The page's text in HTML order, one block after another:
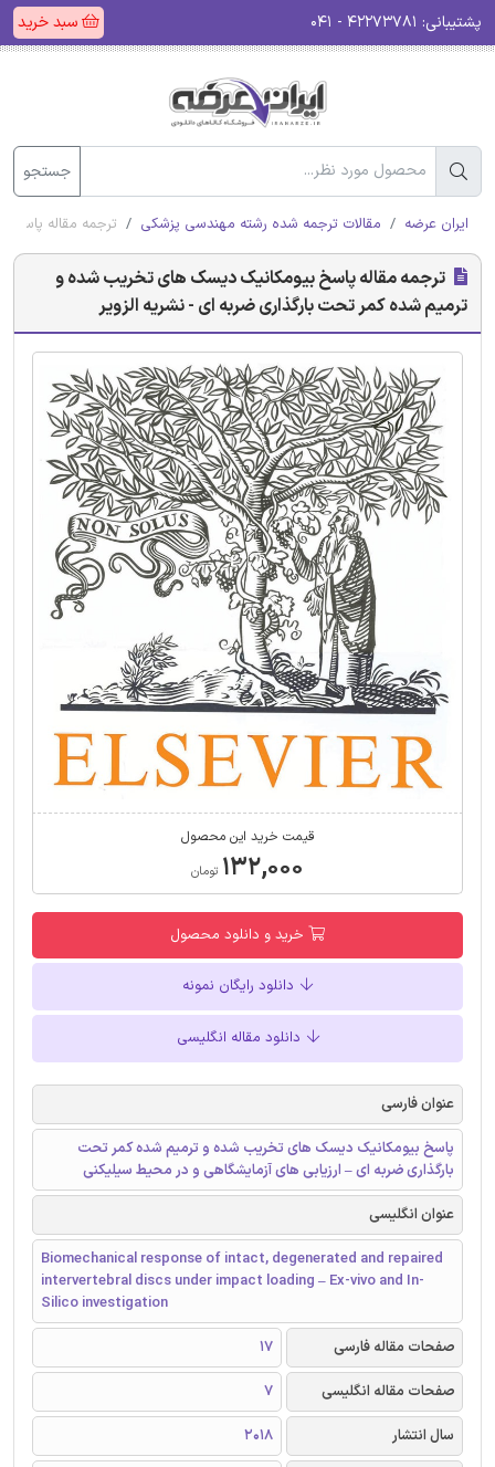
پشتیبانی: سبد خرید
جستجو
ایران عرضه مقالات ترجمه شده رشته مهندسی پزشکی ترجمه مقاله
ترجمه مقاله پاسخ بیومکانیک دیسک های تخریب شده و
ترمیم شده کمر تحت بارگذاری ضربه ای - نشریه الزویر
قیمت خرید این محصول
۱۳۲,۰۰۰ تومان
خرید و دانلود محصول
دانلود رایگان نمونه
دانلود مقاله انگلیسی
عنوان فارسی
پاسخ بیومکانیک دیسک های تخریب شده و ترمیم شده کمر تحت
بارگذاری ضربه ای – ارزیابی های آزمایشگاهی و در محیط سیلیکنی
عنوان انگلیسی
Biomechanical response of intact, degenerated and repaired
intervertebral discs under impact loading – Ex-vivo and In-
Silico investigation
صفحات مقاله فارسی
17
صفحات مقاله انگلیسی
7
سال انتشار
2018